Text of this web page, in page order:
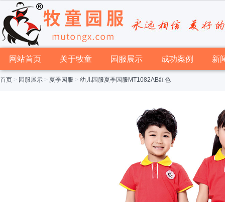
网站首页 关于牧童 园服展示 成功案例 新
首页 > 园服展示 > 夏季园服 > 幼儿园服夏季园服MT1082AB红色